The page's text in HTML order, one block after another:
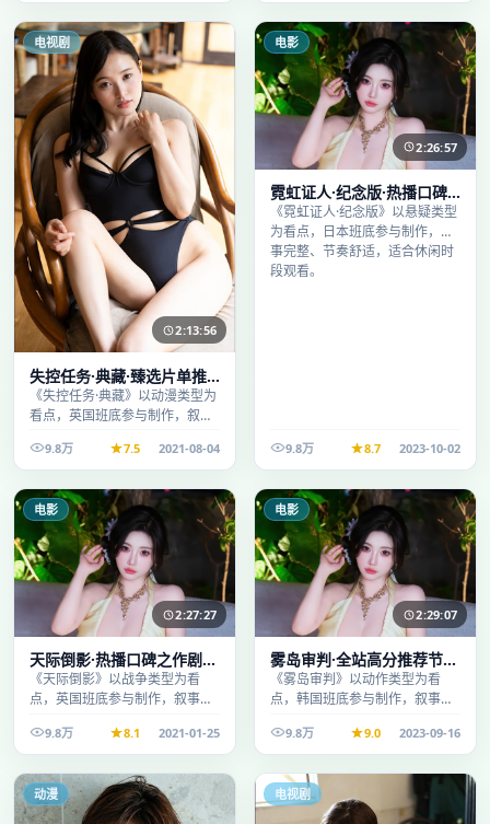
电视剧
2:13:56
失控任务·典藏·臻选片单推
荐画质清晰观看流畅
《失控任务·典藏》以动漫类型为
看点，英国班底参与制作，叙事
观看。
9.8万 7.5 2021-08-04
电影
2:26:57
霓虹证人·纪念版·热播口碑
之作剧情扎实演技在线
《霓虹证人·纪念版》以悬疑类型
为看点，日本班底参与制作，叙
事完整、节奏舒适，适合休闲时
段观看。
9.8万 8.7 2023-10-02
电影
2:27:27
天际倒影·热播口碑之作剧情
扎实演技在线
《天际倒影》以战争类型为看
点，英国班底参与制作，叙事完
看。9.8万 8.1 2021-01-25
电影
2:29:07
雾岛审判·全站高分推荐节奏
紧凑值得追看
《雾岛审判》以动作类型为看
点，韩国班底参与制作，叙事完
看。9.8万 9.0 2023-09-16
动漫 电视剧